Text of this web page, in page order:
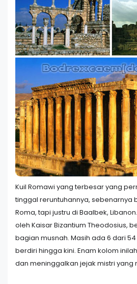
Kuil Romawi yang terbesar yang
tinggal reruntuhannya, sebenarnya
Roma, tapi justru di Baalbek,
oleh Kaisar Bizantium Theodosius,
bagian musnah. Masih ada 6 dari
berdiri hingga kini. Enam kolom
dan meninggalkan jejak mistri yang